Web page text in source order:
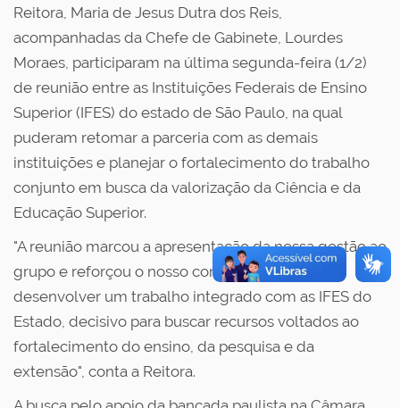
Reitora, Maria de Jesus Dutra dos Reis,
acompanhadas da Chefe de Gabinete, Lourdes
Moraes, participaram na última segunda-feira (1/2)
de reunião entre as Instituições Federais de Ensino
Superior (IFES) do estado de São Paulo, na qual
puderam retomar a parceria com as demais
instituições e planejar o fortalecimento do trabalho
conjunto em busca da valorização da Ciência e da
Educação Superior.
"A reunião marcou a apresentação da nossa gestão ao
grupo e reforçou o nosso compromisso em
desenvolver um trabalho integrado com as IFES do
Estado, decisivo para buscar recursos voltados ao
fortalecimento do ensino, da pesquisa e da
extensão", conta a Reitora.